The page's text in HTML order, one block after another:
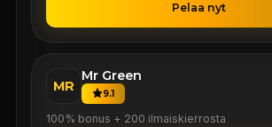
Pelaa nyt
MR
Mr Green
9.1
100% bonus + 200 ilmaiskierrosta